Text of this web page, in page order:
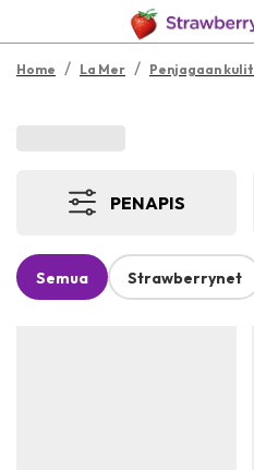
Home / La Mer / Penjagaan kulit
PENAPIS
Semua Strawberrynet